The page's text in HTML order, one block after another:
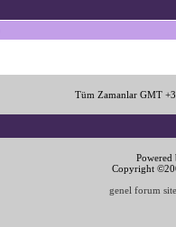
Tüm Zamanlar GMT
Copyright
genel forum